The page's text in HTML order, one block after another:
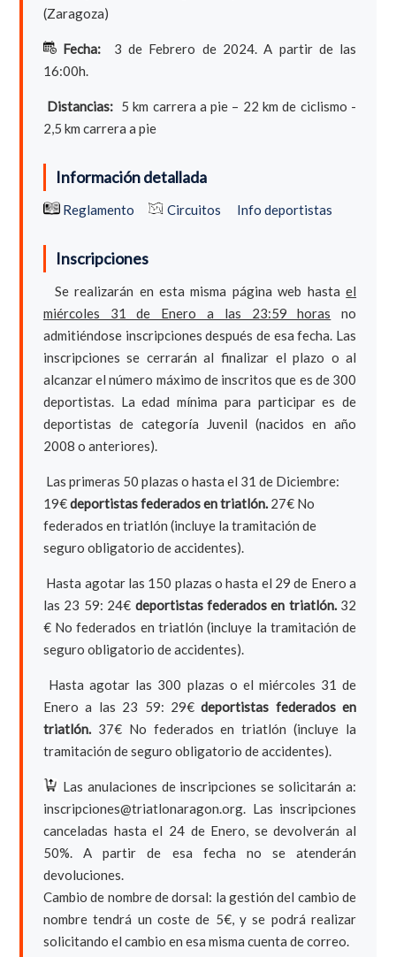
(Zaragoza)
Fecha: 3 de Febrero de 2024. A partir de las
16:00h.
Distancias:
5 km carrera a pie – 22 km de ciclismo -
2,5 km carrera a pie
Información detallada
Reglamento Circuitos Info deportistas
Inscripciones
Se realizarán en esta misma página web hastael
miércoles 31 de Enero a las 23:59 horas no
admitiéndose inscripciones después de esa fecha. Las
inscripciones se cerrarán al finalizar el plazo o al
alcanzar el número máximo de inscritos que es de 300
deportistas. La edad mínima para participar es de
deportistas de categoría Juvenil (nacidos en año
2008 o anteriores).
Las primeras 50 plazas o hasta el 31 de Diciembre:
19€deportistas federados en triatlón.27€ No
federados en triatlón (incluye la tramitación de
seguro obligatorio de accidentes).
Hasta agotar las 150 plazas o hasta el 29 de Enero a
las 23 59: 24€ deportistas federados en triatlón. 32
€ No federados en triatlón (incluye la tramitación de
seguro obligatorio de accidentes).
Hasta agotar las 300 plazas o el miércoles 31 de
Enero a las 23 59: 29€deportistas federados en
triatlón.37€ No federados en triatlón (incluye la
tramitación de seguro obligatorio de accidentes).
Las anulaciones de inscripciones se solicitarán a:
inscripciones@triatlonaragon.org. Las inscripciones
canceladas hasta el 24 de Enero, se devolverán al
50%. A partir de esa fecha no se atenderán
devoluciones.
Cambio de nombre de dorsal: la gestión del cambio de
nombre tendrá un coste de 5€, y se podrá realizar
solicitando el cambio en esa misma cuenta de correo.